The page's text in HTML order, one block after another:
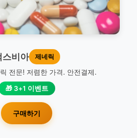
스비아 제네릭
전문! 저렴한 가격. 안전결제.
🎁 3+1 이벤트
구매하기